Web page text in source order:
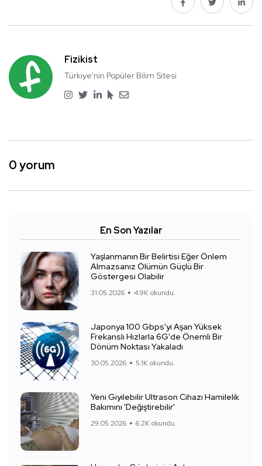
Fizikist
Türkiye'nin Popüler Bilim Sitesi
0 yorum
En Son Yazılar
Yaşlanmanın Bir Belirtisi Eğer Önlem
Almazsanız Ölümün Güçlü Bir
Göstergesi Olabilir
31.05.2026 4.9K okundu.
Japonya 100 Gbps'yi Aşan Yüksek
Frekanslı Hızlarla 6G'de Önemli Bir
Dönüm Noktası Yakaladı
30.05.2026 5.1K okundu.
Yeni Giyilebilir Ultrason Cihazı Hamilelik
Bakımını 'Değiştirebilir'
29.05.2026 6.2K okundu.